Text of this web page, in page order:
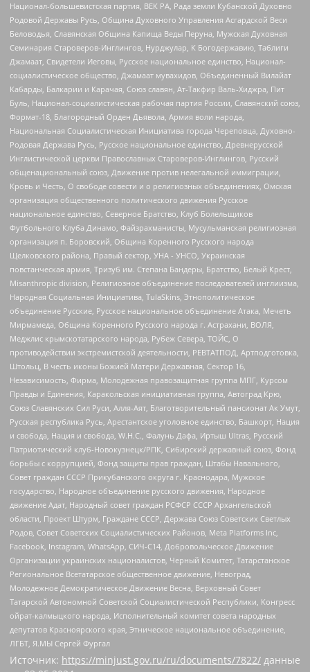
Национал-большевистская партия, ВЕК РА, Рада земли Кубанской Духовно
Родовой Державы Русь, Община Духовного Управления Асгардской Веси
Беловодья, Славянская Община Капища Веды Перуна, Мужская Духовная
Семинария Староверов-Инглингов, Нурджулар, К Богодержавию, Таблиги
Джамаат, Свидетели Иеговы, Русское национальное единство, Национал-
социалистическое общество, Джамаат мувахидов, Объединенный Вилайат
Кабарды, Балкарии и Карачая, Союз славян, Ат-Такфир Валь-Хиджра, Пит
Буль, Национал-социалистическая рабочая партия России, Славянский союз,
Формат-18, Благородный Орден Дьявола, Армия воли народа,
Национальная Социалистическая Инициатива города Череповца, Духовно-
Родовая Держава Русь, Русское национальное единство, Древнерусской
Инглистической церкви Православных Староверов-Инглингов, Русский
общенациональный союз, Движение против нелегальной иммиграции,
Кровь и Честь, О свободе совести и о религиозных объединениях, Омская
организация общественного политического движения Русское
национальное единство, Северное Братство, Клуб Болельщиков
Футбольного Клуба Динамо, Файзрахманисты, Мусульманская религиозная
организация п. Боровский, Община Коренного Русского народа
Щелковского района, Правый сектор, УНА - УНСО, Украинская
повстанческая армия, Тризуб им. Степана Бандеры, Братство, Белый Крест,
Misanthropic division, Религиозное объединение последователей инглиизма,
Народная Социальная Инициатива, TulaSkins, Этнополитическое
объединение Русские, Русское национальное объединение Атака, Мечеть
Мирмамеда, Община Коренного Русского народа г. Астрахани, ВОЛЯ,
Меджлис крымскотатарского народа, Рубеж Севера, ТОЙС, О
противодействии экстремистской деятельности, РЕВТАТПОД, Артподготовка,
Штольц, В честь иконы Божией Матери Державная, Сектор 16,
Независимость, Фирма, Молодежная правозащитная группа МПГ, Курсом
Правды и Единения, Каракольская инициативная группа, Автоград Крю,
Союз Славянских Сил Руси, Алля-Аят, Благотворительный пансионат Ак Умут,
Русская республика Русь, Арестантское уголовное единство, Башкорт, Нация
и свобода, Нация и свобода, W.H.С., Фалунь Дафа, Иртыш Ultras, Русский
Патриотический клуб-Новокузнецк/РПК, Сибирский державный союз, Фонд
борьбы с коррупцией, Фонд защиты прав граждан, Штабы Навального,
Совет граждан СССР Прикубанского округа г. Краснодара, Мужское
государство, Народное объединение русского движения, Народное
движение Адат, Народный совет граждан РСФСР СССР Архангельской
области, Проект Штурм, Граждане СССР, Держава Союз Советских Светлых
Родов, Совет Советских Социалистических Районов, Meta Platforms Inc,
Facebook, Instagram, WhatsApp, СИЧ-С14, Добровольческое Движение
Организации украинских националистов, Черный Комитет, Татарстанское
Региональное Всетатарское общественное движение, Невоград,
Молодежное Демократическое Движение Весна, Верховный Совет
Татарской Автономной Советской Социалистической Республики, Конгресс
ойрат-калмыцкого народа, Исполнительный комитет совета народных
депутатов Красноярского края, Этническое национальное объединение,
ЛГБТ, Я.МЫ Сергей Фургал
Источник: https://minjust.gov.ru/ru/documents/7822/ данные